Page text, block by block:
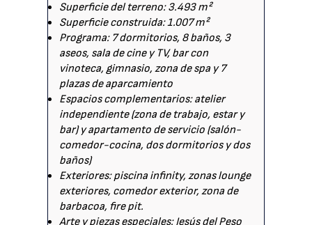
Superficie del terreno: 3.493 m²
Superficie construida: 1.007 m²
Programa: 7 dormitorios, 8 baños, 3
aseos, sala de cine y TV, bar con
vinoteca, gimnasio, zona de spa y 7
plazas de aparcamiento
Espacios complementarios: atelier
independiente (zona de trabajo, estar y
bar) y apartamento de servicio (salón-
comedor-cocina, dos dormitorios y dos
baños)
Exteriores: piscina infinity, zonas lounge
exteriores, comedor exterior, zona de
barbacoa, fire pit.
Arte y piezas especiales: Jesús del Peso